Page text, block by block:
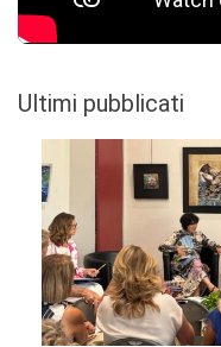
Ultimi pubblicati